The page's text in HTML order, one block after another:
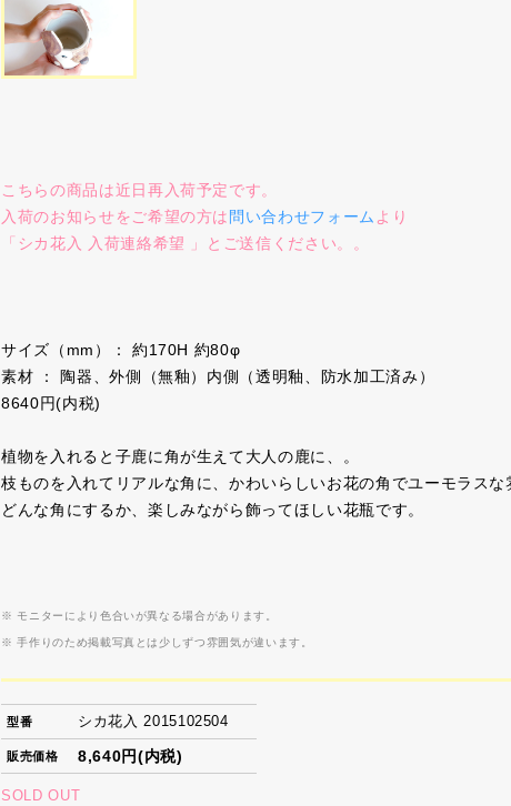
こちらの商品は近日再入荷予定です。
入荷のお知らせをご希望の方は 問い合わせフォーム より
「シカ花入 入荷連絡希望 」とご送信ください。。
サイズ（mm）： 約170H 約80φ
素材 ： 陶器、外側（無釉）内側（透明釉、防水加工済み）
8640円(内税)
植物を入れると子鹿に角が生えて大人の鹿に、。
枝ものを入れてリアルな角に、かわいらしいお花の角でユーモラスな
どんな角にするか、楽しみながら飾ってほしい花瓶です。
※ モニターにより色合いが異なる場合があります。
※ 手作りのため掲載写真とは少しずつ雰囲気が違います。
型番 シカ花入 2015102504
販売価格 8,640円(内税)
SOLD OUT